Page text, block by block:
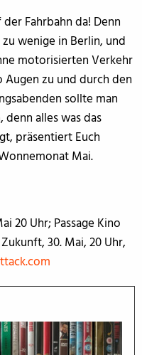
Fahrbahn da! Denn
wenige in Berlin, und
motorisierten Verkehr
zu und durch den
sollte man
alles was das
präsentiert Euch
Mai.
20 Uhr; Passage Kino
30. Mai, 20 Uhr,